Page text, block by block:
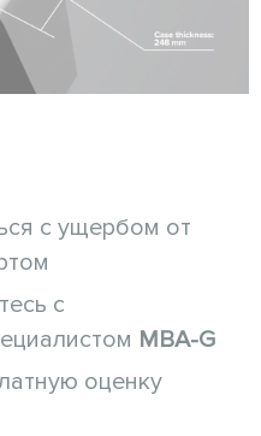
с ущербом от
с
MBA-G
оценку